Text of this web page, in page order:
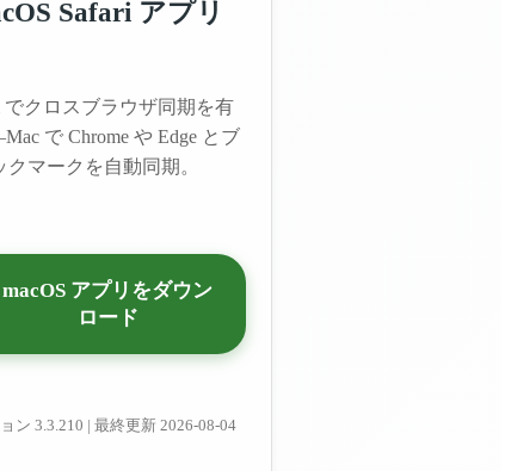
Safari アプリ
でクロスブラウザ同期を有
で Chrome や Edge とブ
クマークを自動同期。
macOS アプリをダウン
ロード
ン 3.3.210 | 最終更新 2026-08-04